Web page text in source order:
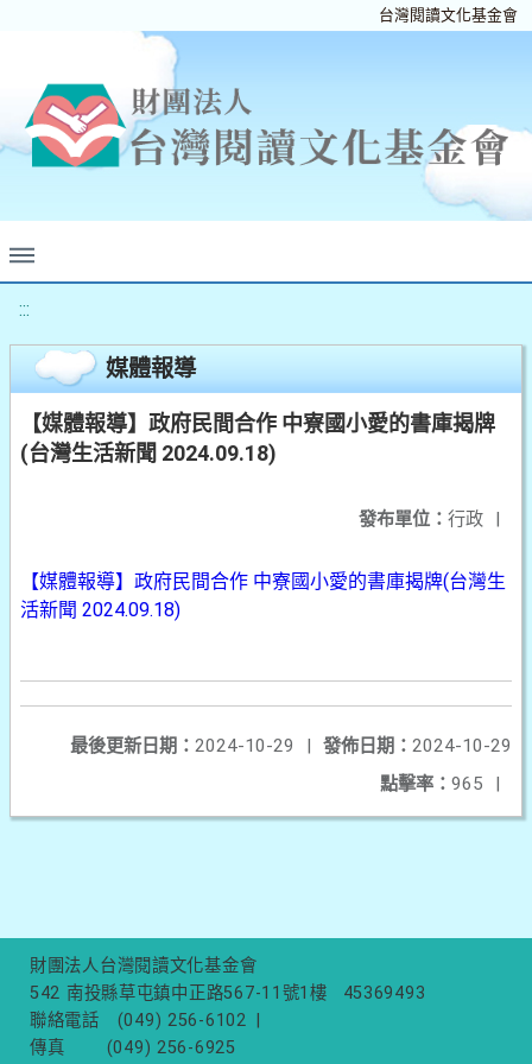
台灣閱讀文化基金會
:::
媒體報導
【媒體報導】政府民間合作 中寮國小愛的書庫揭牌
(台灣生活新聞 2024.09.18)
發布單位： 行政 |
【媒體報導】政府民間合作 中寮國小愛的書庫揭牌(台灣生
活新聞 2024.09.18)
發佈日期： 2024-10-29
最後更新日期： 2024-10-29
|
點擊率： 965 |
財團法人台灣閱讀文化基金會
542 南投縣草屯鎮中正路567-11號1樓
45369493
聯絡電話
(049) 256-6102
傳真
(049) 256-6925